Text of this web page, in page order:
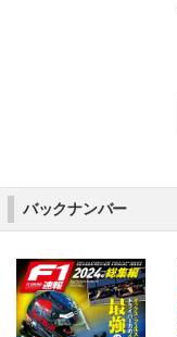
バックナンバー